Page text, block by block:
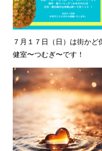
７月１７日（日）は街かど
健室〜つむぎ〜です！